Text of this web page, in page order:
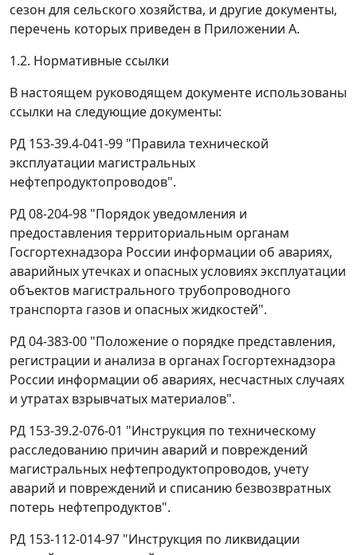
сезон для сельского хозяйства, и другие документы,
перечень которых приведен в Приложении А.
1.2. Нормативные ссылки
В настоящем руководящем документе использованы
ссылки на следующие документы:
РД 153-39.4-041-99 "Правила технической
эксплуатации магистральных
нефтепродуктопроводов".
РД 08-204-98 "Порядок уведомления и
предоставления территориальным органам
Госгортехнадзора России информации об авариях,
аварийных утечках и опасных условиях эксплуатации
объектов магистрального трубопроводного
транспорта газов и опасных жидкостей".
РД 04-383-00 "Положение о порядке представления,
регистрации и анализа в органах Госгортехнадзора
России информации об авариях, несчастных случаях
и утратах взрывчатых материалов".
РД 153-39.2-076-01 "Инструкция по техническому
расследованию причин аварий и повреждений
магистральных нефтепродуктопроводов, учету
аварий и повреждений и списанию безвозвратных
потерь нефтепродуктов".
РД 153-112-014-97 "Инструкция по ликвидации